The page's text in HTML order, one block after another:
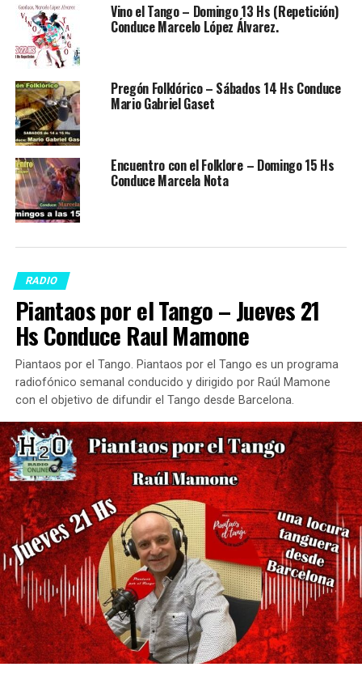
Vino el Tango – Domingo 13 Hs (Repetición)
Conduce Marcelo López Álvarez.
Pregón Folklórico – Sábados 14 Hs Conduce
Mario Gabriel Gaset
Encuentro con el Folklore – Domingo 15 Hs
Conduce Marcela Nota
RADIO
Piantaos por el Tango – Jueves 21
Hs Conduce Raul Mamone
Piantaos por el Tango. Piantaos por el Tango es un programa
radiofónico semanal conducido y dirigido por Raúl Mamone
con el objetivo de difundir el Tango desde Barcelona.